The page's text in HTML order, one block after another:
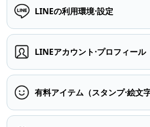
LINEの利用環境⋅設定
LINEアカウント⋅プロフィール
有料アイテム（スタンプ⋅絵文